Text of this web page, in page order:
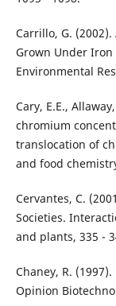
Carrillo, G.
Grown Under
Environmental
Cary, E.E.,
chromium
translocation of
and food
Cervantes, C.
Societies.
and plants, 335 -
Chaney, R.
Opinion